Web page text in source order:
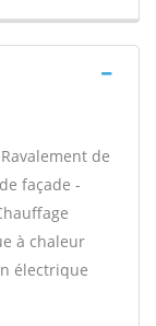
de
façade -
à chaleur
électrique